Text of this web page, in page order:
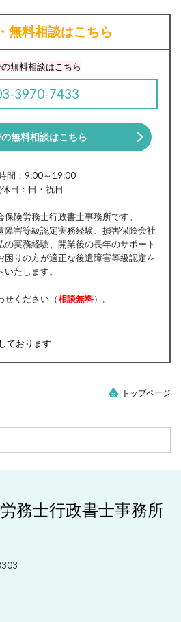
無料相談はこちら
無料相談はこちら
3970-7433
の無料相談はこちら
間：9:00～19:00
休日：日・祝日
険労務士行政書士事務所です。
障害等級認定実務経験、損害保険会社
実務経験、開業後の長年のサポート
困りの方が適正な後遺障害等級認定を
たします。
せください（相談無料）。
ております
トップページ
務士行政書士事務所